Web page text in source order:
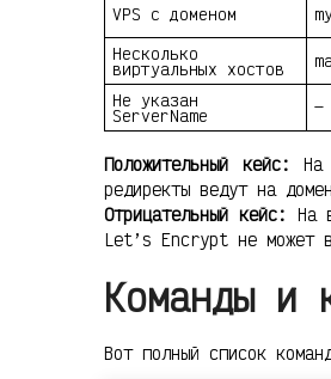
VPS с доменом
Несколько
виртуальных хостов
Не указан
ServerName —
Положительный кейс: На
редиректы ведут на
Отрицательный кейс: На
Let’s Encrypt не может
Команды и
Вот полный список